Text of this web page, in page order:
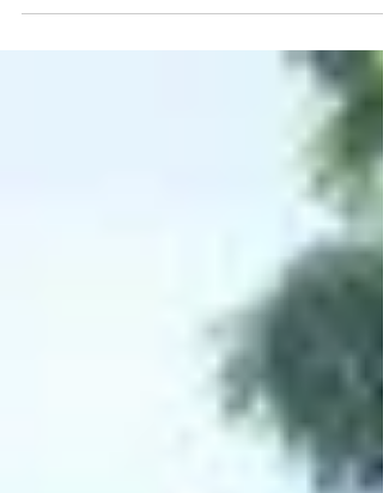
acabou preso em flagrante pela GCM Na
desta quarta-feira (12), agentes da Guarda...